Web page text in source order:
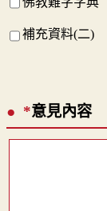
補充資料(二)
*意見內容